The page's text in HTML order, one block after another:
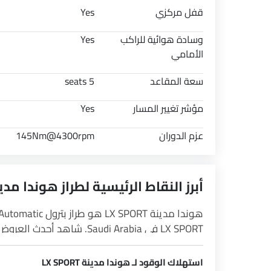
قفل مركزي Yes
وسادة هوائية للراكب
الأمامي
Yes
سعة المقاعد 5 seats
مؤشر تغيير المسار
Yes
عزم الدوران
145Nm@4300rpm
أبرز النقاط الرئيسية لطراز
هوندا مدينة LX SPORT هو طراز بترول Automatic من مجموعة
في SayaraBay.
استهلاك الوقود لـ هوندا مدينة LX SPORT